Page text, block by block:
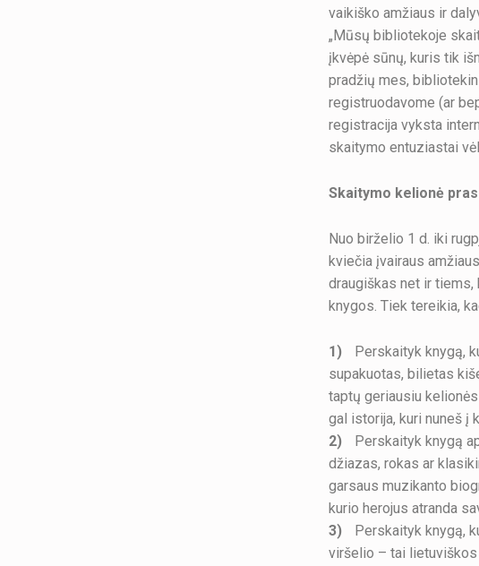
vaikiško amžiaus ir
„Mūsų bibliotekoje
įkvėpė sūnų, kuris tik
pradžių mes,
registruodavome (ar
registracija vyksta
skaitymo entuziastai
Skaitymo kelionė
Nuo birželio 1 d. iki
kviečia įvairaus
draugiškas net ir tiems,
knygos. Tiek tereikia,
Perskaityk knygą,
supakuotas, bilietas
taptų geriausiu
gal istorija, kuri nuneš į
Perskaityk knygą
džiazas, rokas ar
garsaus muzikanto
kurio herojus atranda
Perskaityk knygą,
viršelio – tai lietuviškos